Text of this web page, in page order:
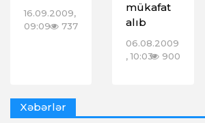
16.09.2009,
09:09
737
mükafat
alıb
06.08.2009
, 10:03 900
Xəbərlər